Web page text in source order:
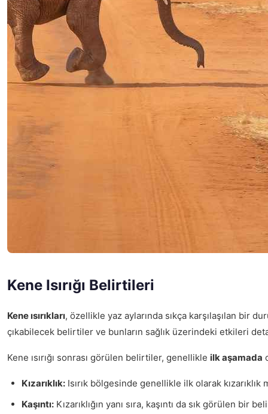
Kene Isırığı Belirtileri
Kene ısırıkları, özellikle yaz aylarında sıkça karşılaşılan bir
çıkabilecek belirtiler ve bunların sağlık üzerindeki etkileri
Kene ısırığı sonrası görülen belirtiler, genellikle ilk aşamada
Kızarıklık: Isırık bölgesinde genellikle ilk olarak
Kaşıntı: Kızarıklığın yanı sıra, kaşıntı da sık görülen bir